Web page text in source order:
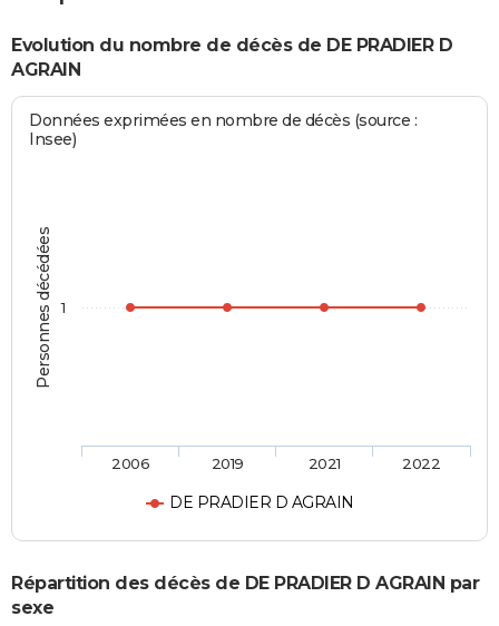
Evolution du nombre de décès de DE PRADIER D
AGRAIN
Personnes décédées
Données exprimées en nombre de décès (source :
Insee)
DE PRADIER D AGRAIN
2006 2019 2021 2022
1
Répartition des décès de DE PRADIER D AGRAIN par
sexe